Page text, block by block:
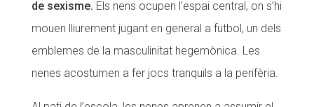
de sexisme. Els nens ocupen l’espai central, on s’hi
mouen lliurement jugant en general a futbol, un dels
emblemes de la masculinitat hegemònica. Les
nenes acostumen a fer jocs tranquils a la perifèria.